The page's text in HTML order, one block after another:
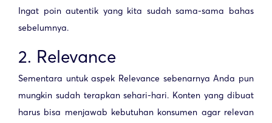
Ingat poin autentik yang kita sudah sama-sama bahas
sebelumnya.
2. Relevance
Sementara untuk aspek Relevance sebenarnya Anda pun
mungkin sudah terapkan sehari-hari. Konten yang dibuat
harus bisa menjawab kebutuhan konsumen agar relevan